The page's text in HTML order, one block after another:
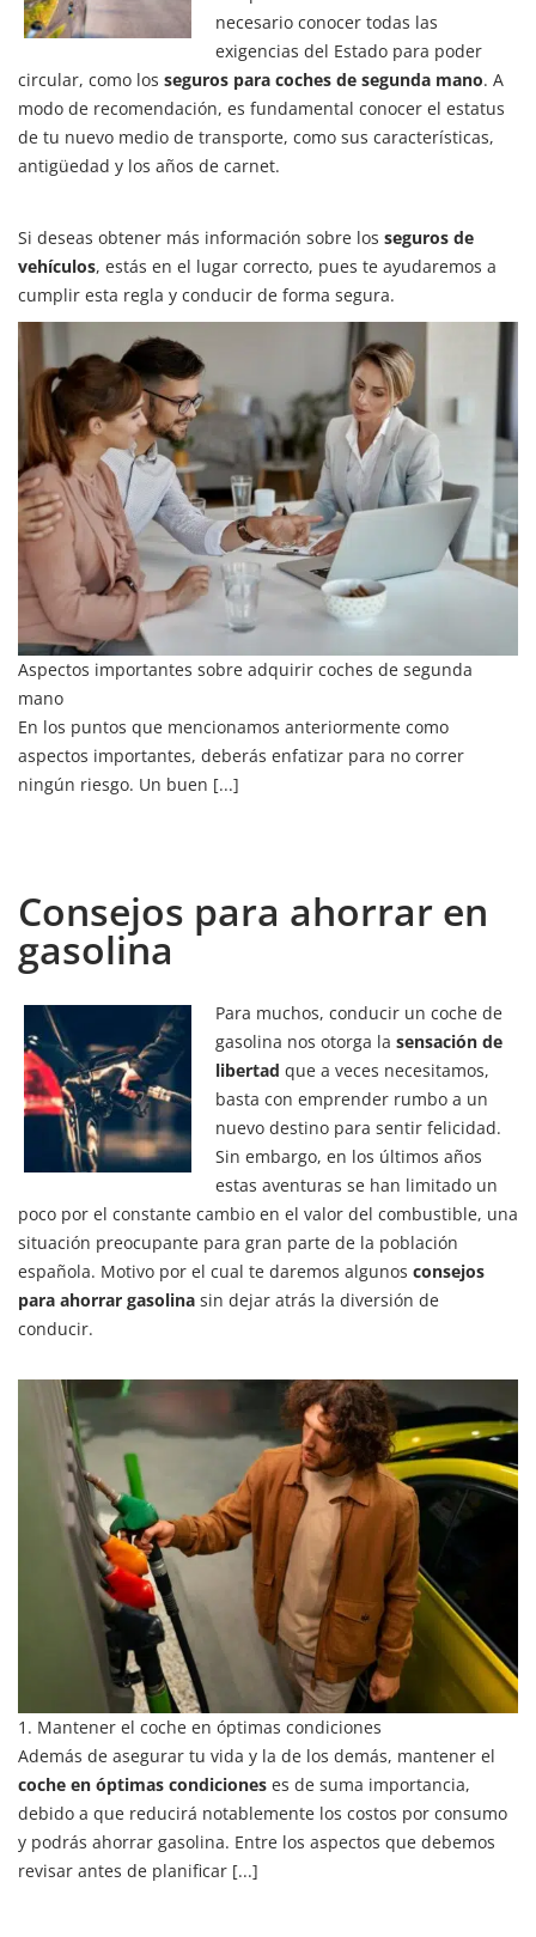
necesario conocer todas las
exigencias del Estado para poder
circular, como los seguros para coches de segunda mano. A
modo de recomendación, es fundamental conocer el estatus
de tu nuevo medio de transporte, como sus características,
antigüedad y los años de carnet.
Si deseas obtener más información sobre los seguros de
vehículos, estás en el lugar correcto, pues te ayudaremos a
cumplir esta regla y conducir de forma segura.
Aspectos importantes sobre adquirir coches de segunda
mano
En los puntos que mencionamos anteriormente como
aspectos importantes, deberás enfatizar para no correr
ningún riesgo. Un buen [...]
Consejos para ahorrar en
gasolina
Para muchos, conducir un coche de
gasolina nos otorga la sensación de
libertad que a veces necesitamos,
basta con emprender rumbo a un
nuevo destino para sentir felicidad.
Sin embargo, en los últimos años
estas aventuras se han limitado un
poco por el constante cambio en el valor del combustible, una
situación preocupante para gran parte de la población
española. Motivo por el cual te daremos algunos consejos
para ahorrar gasolina sin dejar atrás la diversión de
conducir.
1. Mantener el coche en óptimas condiciones
Además de asegurar tu vida y la de los demás, mantener el
coche en óptimas condiciones es de suma importancia,
debido a que reducirá notablemente los costos por consumo
y podrás ahorrar gasolina. Entre los aspectos que debemos
revisar antes de planificar [...]